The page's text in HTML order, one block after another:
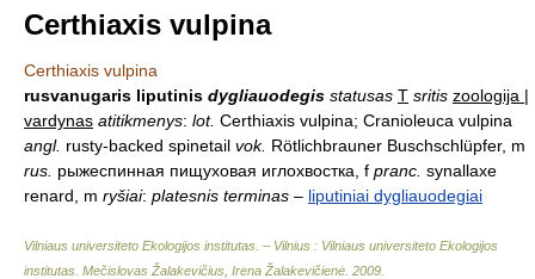
Certhiaxis vulpina
Certhiaxis vulpina
rusvanugaris liputinis dygliauodegis statusas T sritis zoologija |
vardynas atitikmenys: lot. Certhiaxis vulpina; Cranioleuca vulpina
angl. rusty-backed spinetail vok. Rötlichbrauner Buschschlüpfer, m
rus. рыжеспинная пищуховая иглохвостка, f pranc. synallaxe
renard, m ryšiai: platesnis terminas – liputiniai dygliauodegiai
Vilniaus universiteto Ekologijos institutas. – Vilnius : Vilniaus universiteto Ekologijos
institutas Mečislovas Žalakevičius, Irena Žalakevičienė 2009